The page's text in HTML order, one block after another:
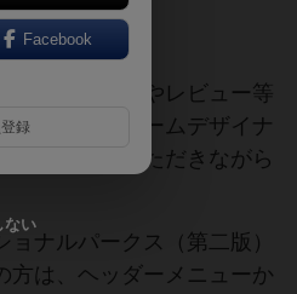
ください
る作品説明文やレビュー等
営事務局・ゲームデザイナ
にご協力をいただきながら
ョナルパークス（第二版）
方は、ヘッダーメニューか
Facebook
録
ない